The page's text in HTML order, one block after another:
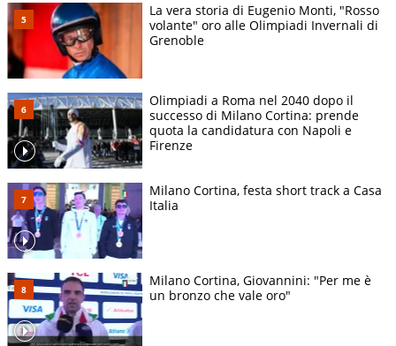
La vera storia di Eugenio Monti, "Rosso
volante" oro alle Olimpiadi Invernali di
Grenoble
Olimpiadi a Roma nel 2040 dopo il
successo di Milano Cortina: prende
quota la candidatura con Napoli e
Firenze
Milano Cortina, festa short track a Casa
Italia
Milano Cortina, Giovannini: "Per me è
un bronzo che vale oro"